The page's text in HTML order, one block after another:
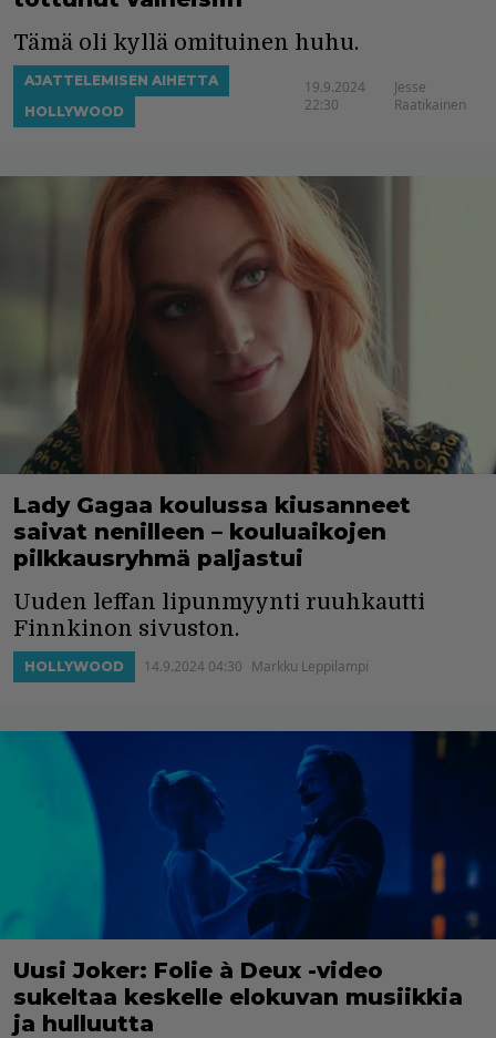
Tämä oli kyllä omituinen huhu.
AJATTELEMISEN AIHETTA
HOLLYWOOD
19.9.2024
22:30
Jesse
Raatikainen
Lady Gagaa koulussa kiusanneet
saivat nenilleen – kouluaikojen
pilkkausryhmä paljastui
Uuden leffan lipunmyynti ruuhkautti
Finnkinon sivuston.
HOLLYWOOD 14.9.2024 04:30 Markku Leppilampi
Uusi Joker: Folie à Deux -video
sukeltaa keskelle elokuvan musiikkia
ja hulluutta